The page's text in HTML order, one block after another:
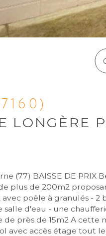
LONGÈRE
plus de 200m2
poêle à granulés -
salle d'eau - une
de près de 15m2 A
avec accès étage tout